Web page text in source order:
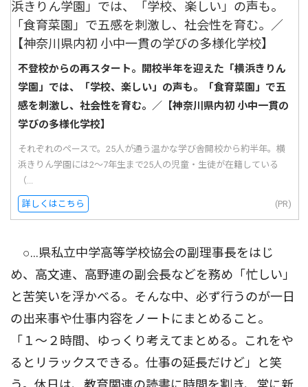
不登校からの再スタート。開校半年を迎えた「横浜きりん
学園」では、「学校、楽しい」の声も。「食育菜園」で五
感を刺激し、社会性を育む。／【神奈川県内初 小中一貫の
学びの多様化学校】
それぞれのペースで。25人が通う温かな学び舎開校から約半年。横
浜きりん学園には2〜7年生まで25人の児童・生徒が在籍している
（...
詳しくはこちら (PR)
○…県私立中学高等学校協会の副理事長をはじ
め、高文連、高野連の副会長などを務め「忙しい」
と苦笑いを浮かべる。そんな中、必ず行うのが一日
の出来事や仕事内容をノートにまとめること。
「１〜２時間、ゆっくり考えてまとめる。これをや
るとリラックスできる。仕事の延長だけど」と笑